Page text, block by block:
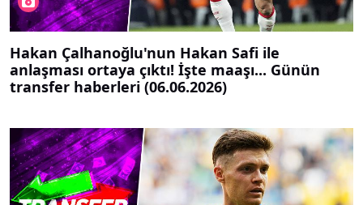
Hakan Çalhanoğlu'nun Hakan Safi ile
anlaşması ortaya çıktı! İşte maaşı... Günün
transfer haberleri (06.06.2026)